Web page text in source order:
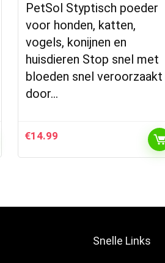
PetSol Styptisch poeder
voor honden, katten,
vogels, konijnen en
huisdieren Stop snel met
bloeden snel veroorzaakt
door…
€14.99
Snelle Links